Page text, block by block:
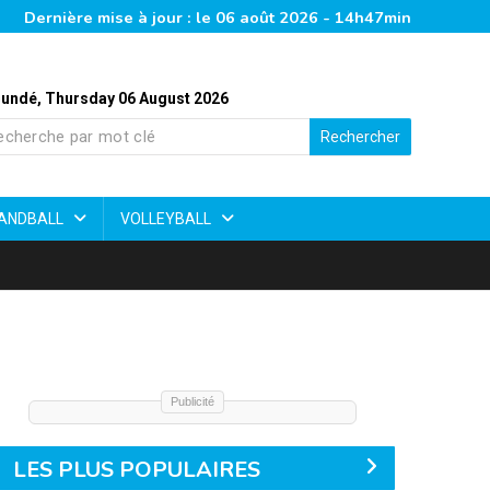
Dernière mise à jour : le 06 août 2026 - 14h47min
Thursday 06 August 2026
Rechercher
VOLLEYBALL
Publicité
LES PLUS POPULAIRES